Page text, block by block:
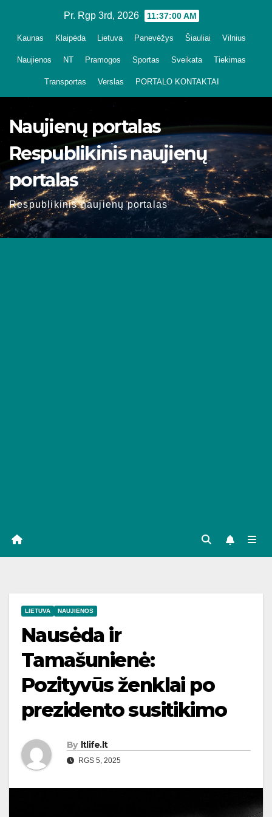
Pr. Rgp 3rd, 2026 11:37:01 AM
Kaunas Klaipėda Lietuva Panevėžys Šiauliai Vilnius
Naujienos NT Pramogos Sportas Sveikata Tiekimas
Transportas Verslas PORTALO KONTAKTAI
Naujienų portalas
Respublikinis naujienų
portalas
Respublikinis naujienų portalas
LIETUVA NAUJIENOS
Nausėda ir
Tamašunienė:
Pozityvūs ženklai po
prezidento susitikimo
By ltlife.lt
RGS 5, 2025